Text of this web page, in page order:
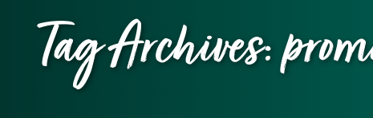
Tag Archives: